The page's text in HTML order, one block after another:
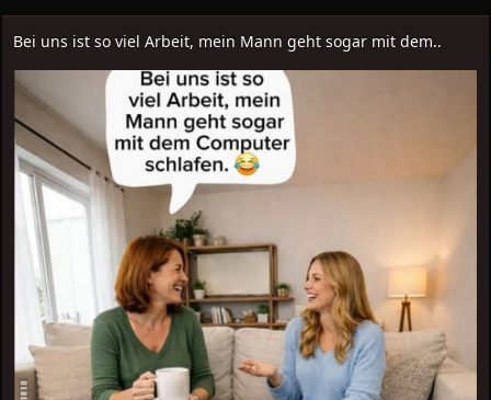
Bei uns ist so viel Arbeit, mein Mann geht sogar mit dem..